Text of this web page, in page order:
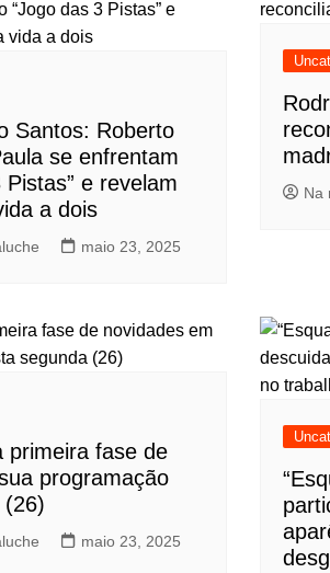
Santos: Roberto
se enfrentam
Pistas” e revelam
a dois
maio 23, 2025
Na
primeira fase de
programação
(26)
maio 23, 2025